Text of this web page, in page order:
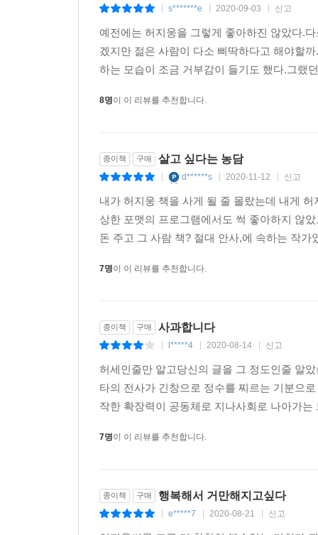
--- p.229~230, 「누구나 알지만 누구도 모르는 이
불행이란 설국열차 머리칸의 악당들이 아니라 열
라보는 이와 같은 태도는 낙심이나 자조, 수동적
요컨대 객관적으로 불행의 인과관계를 바라볼
는 말보다 더 큰 오만이다. 세상에서 내가 제일
러나 그건 대개의 경우 주관적인 인상에 불과하
피해자라고 주장한다. 정말 무슨 일이 벌어진 건
--- p.257~258, 「불행을 동기로 바꾼다는 것」 중
이 되는 건 시간문제다.
평가에 잠식되어서는 안 된다. 평가와 스스로를
다. 언젠가 반드시 여러분의 노력을 알아보고 고
이에 대한 반대 사례로 저자는 니체의 이야기를
빠지는 등 지옥 같은 시간을 보냈지만, 그 참혹
저자는 삶의 모든 괴로움을 불행의 탓으로 돌리
조언한다.
“과거는 변수일 뿐 영원히 벗어날 수 없는 저주
것이다. 불행이 있다면, 거기 반드시 희망도 함
모색해나갈 수 있는 어른이 되길. 그리고 행복하길
그럼에도 불구하고,
다시 한번 삶을 버텨내는 용기에 대하여
저자가 전작에서부터 줄곧 강조해온 화두는 ‘버
“여러분의 고통에 관해 알고 있다고 말하고 싶지
수 없으며 천 명에게 천 가지의 천장과 바닥이
아니라 자신의 의지에 따라 살기로 결정하라
결정한다면, 더 이상 천장에 맺힌 피해의식과 바
있다. 적어도 전처럼 속수무책으로 당하지는
허지웅이 힘겨운 현실에 시름하는 이들에게 들
위로다.
s*******e 2020-09-03 신고
예전에는 허지웅을 그렇게 좋아하진 않았다.
겠지만 젊은 사람이 다소 삐딱하다고 해야할
하는 모습이 조금 거부감이 들기도 했다.그랬
8명이 이 리뷰를 추천합니다.
종이책 구매 살고 싶다는 농담
d******s 2020-11-12 신고
내가 허지웅 책을 사게 될 줄 몰랐는데 내게
상한 포맷의 프로그램에서도 썩 좋아하지 않
돈 주고 그 사람 책? 절대 안사,에 속하는 작
7명이 이 리뷰를 추천합니다.
종이책 구매 사과합니다
l*****4 2020-08-14 신고
허세인줄만 알고당신의 글을 그 정도인줄 알
타의 전사가 긴창으로 정수를 찌르는 기분으
작한 확장력이 공동체로 지나사회로 나아가
7명이 이 리뷰를 추천합니다.
종이책 구매 행복해서 거만해지고싶다
e*****7 2020-08-21 신고